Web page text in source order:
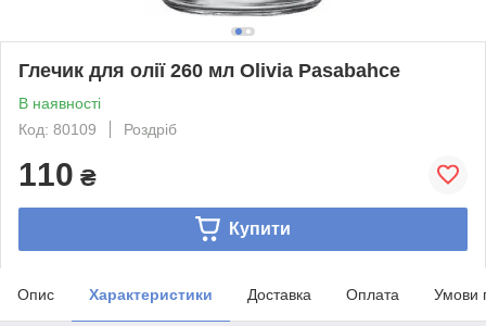
Глечик для олії 260 мл Olivia Pasabahce
В наявності
Код: 80109
Роздріб
110 ₴
Купити
Опис Характеристики Доставка Оплата Умови